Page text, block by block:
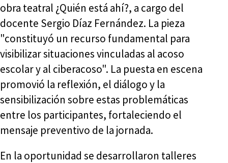
obra teatral ¿Quién está ahí?, a cargo del
docente Sergio Díaz Fernández. La pieza
"constituyó un recurso fundamental para
visibilizar situaciones vinculadas al acoso
escolar y al ciberacoso". La puesta en escena
promovió la reflexión, el diálogo y la
sensibilización sobre estas problemáticas
entre los participantes, fortaleciendo el
mensaje preventivo de la jornada.
En la oportunidad se desarrollaron talleres